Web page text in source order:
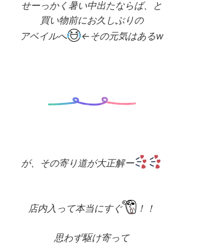
せーっかく暑い中出たならば、と
買い物前にお久しぶりの
アベイルへ
←その元気はあるw
が、その寄り道が大正解ー
店内入って本当にすぐ ！！
思わず駆け寄って